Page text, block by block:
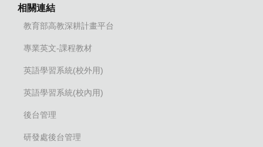
相關連結
教育部高教深耕計畫平台
專業英文-課程教材
英語學習系統(校外用)
英語學習系統(校內用)
後台管理
研發處後台管理